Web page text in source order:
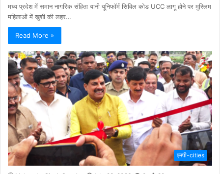
मध्य प्रदेश में समान नागरिक संहिता यानी यूनिफॉर्म सिविल कोड UCC लागू होने पर मुस्लिम
महिलाओं में ख़ुशी की लहर…
Read More »
एमपी-cities